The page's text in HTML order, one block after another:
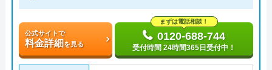
公式サイトで
料金詳細を見る
まずは電話相談！
0120-688-744
受付時間 24時間365日受付中！